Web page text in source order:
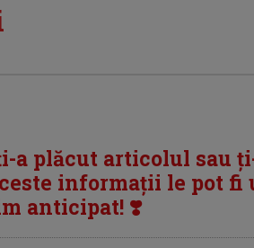
a plăcut articolul sau
informații le pot
anticipat! ❣️